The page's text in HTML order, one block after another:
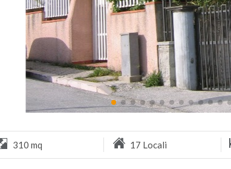
310 mq 17 Locali